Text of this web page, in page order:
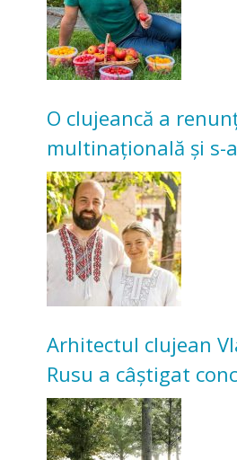
O clujeancă a
multinațională și s-
Acum cultivă
bunicilor
Arhitectul clujean
Rusu a câștigat
transformarea
Universitarilor